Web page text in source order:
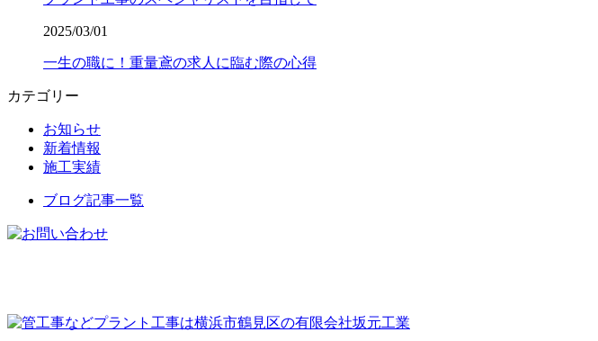
2025/03/01
一生の職に！重量鳶の求人に臨む際の心得
カテゴリー
お知らせ
新着情報
施工実績
ブログ記事一覧